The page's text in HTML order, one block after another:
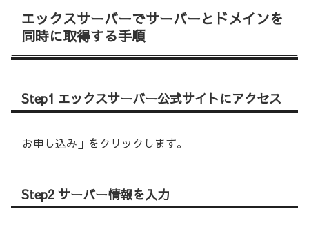
エックスサーバーでサーバーとドメインを
同時に取得する手順
Step1 エックスサーバー公式サイトにアクセス
「お申し込み」をクリックします。
Step2 サーバー情報を入力